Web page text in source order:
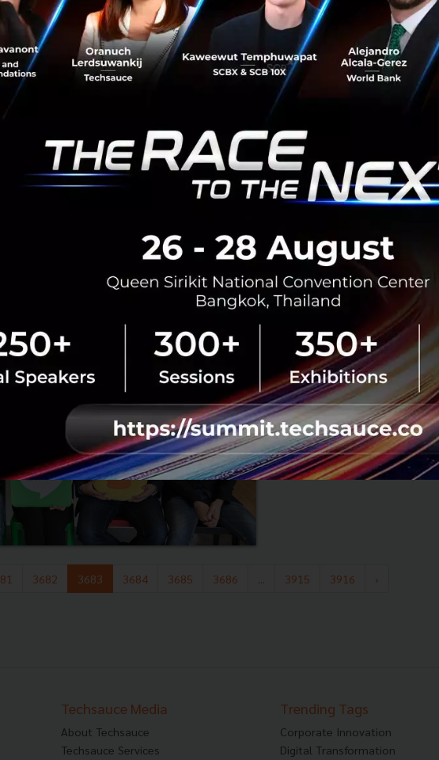
Ecosystem ของสตาร์ทอัพเติบ
ภายในประเทศจนลืมมองหาโอ
ตลาดที่ใหญ่มาก ดังนั้น สิ่งส...
กรกฎาคม 13, 2017| By
Tech & Biz
LINE's 1st
start-up, becomes
Bangkok – July 13, 2017 –
DGM59, as its Engineering
Thailand to spur t...
July 13, 2017 | ByTechsauce
0
PR News LINE DGM59 Grow
3682 3683 3684 3685 3686 3915 3916 ›
Techsauce Media
About Techsauce
Techsauce Services
Trending Tags
Corporate Innovation
Digital Transformation